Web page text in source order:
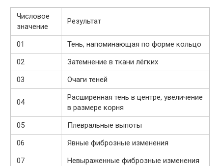
Числовое
значение
Результат
01
Тень, напоминающая по форме кольцо
02
Затемнение в ткани лёгких
03
Очаги теней
04
Расширенная тень в центре, увеличение
в размере корня
05
Плевральные выпоты
06
Явные фиброзные изменения
07
Невыраженные фиброзные изменения